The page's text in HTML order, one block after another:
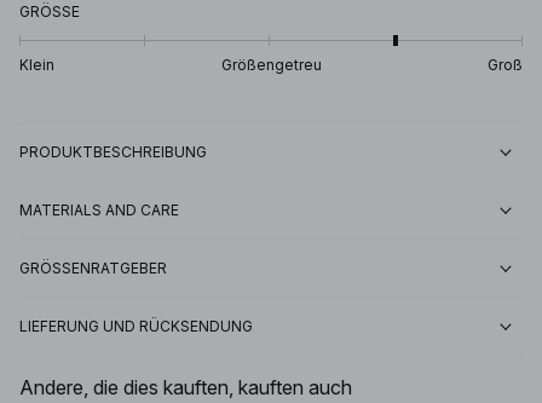
GRÖSSE
Klein Größengetreu Groß
PRODUKTBESCHREIBUNG
MATERIALS AND CARE
GRÖSSENRATGEBER
LIEFERUNG UND RÜCKSENDUNG
Andere, die dies kauften, kauften auch